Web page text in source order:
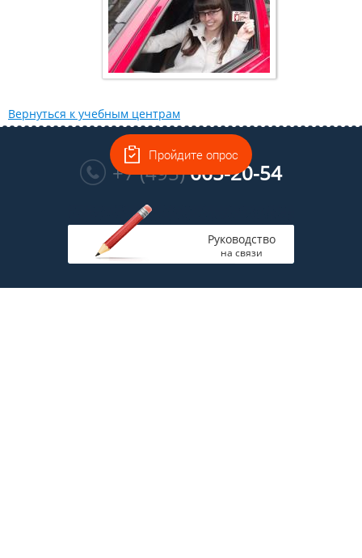
Вернуться к учебным центрам
Многоканальный
+7 (495)665-20-54
Руководство
на связи
Пройдите опрос